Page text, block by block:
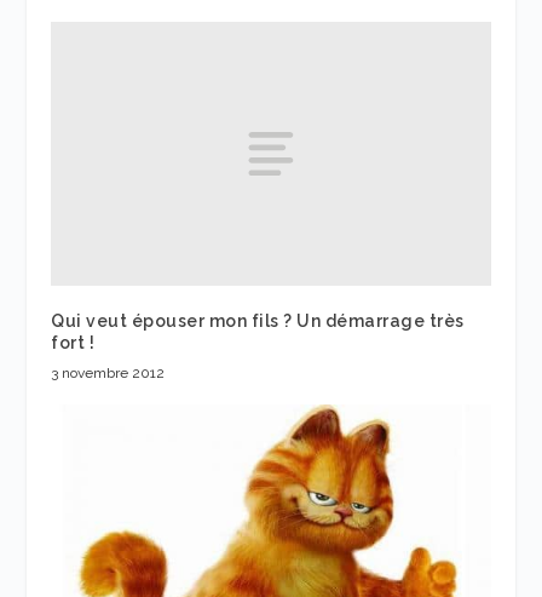
Qui veut épouser mon fils ? Un démarrage très
fort !
3 novembre 2012